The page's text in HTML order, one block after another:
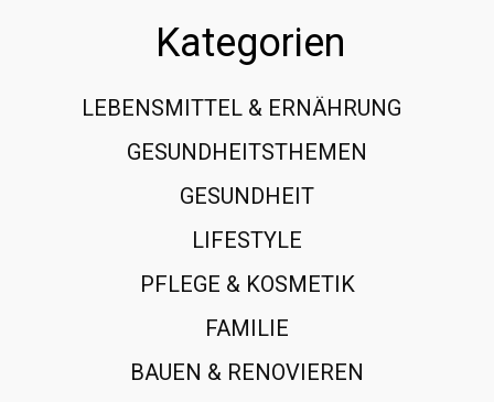
Kategorien
LEBENSMITTEL & ERNÄHRUNG
GESUNDHEITSTHEMEN
GESUNDHEIT
LIFESTYLE
PFLEGE & KOSMETIK
FAMILIE
BAUEN & RENOVIEREN